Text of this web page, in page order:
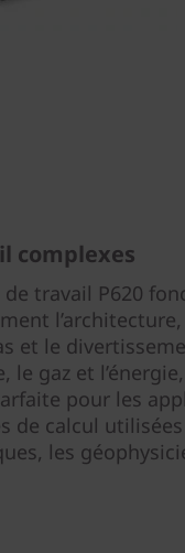
complexes
travail P620
l’architecture,
et le
le gaz et
pour les
de calcul
les